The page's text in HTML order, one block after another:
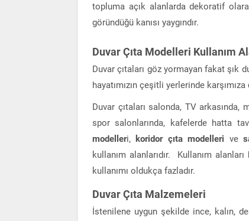
topluma açık alanlarda dekoratif
göründüğü kanısı yaygındır.
Duvar Çıta Modelleri Kullanım
Duvar çıtaları göz yormayan fakat
hayatımızın çeşitli yerlerinde karşımıza
Duvar çıtaları salonda, TV
spor salonlarında, kafelerde hatta
modelleri, koridor çıta modelleri ve
kullanım alanlarıdır. Kullanım
kullanımı oldukça fazladır.
Duvar Çıta Malzemeleri
İstenilene uygun şekilde ince, kalın,